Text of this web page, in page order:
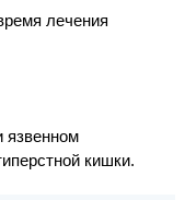
лечения
язвенном
кишки.